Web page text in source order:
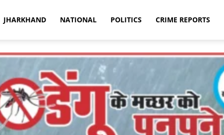
JHARKHAND NATIONAL POLITICS CRIME REPORTS